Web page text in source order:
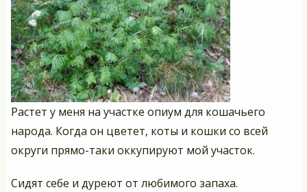
Растет у меня на участке опиум для кошачьего
народа. Когда он цветет, коты и кошки со всей
округи прямо-таки оккупируют мой участок.
Сидят себе и дуреют от любимого запаха.